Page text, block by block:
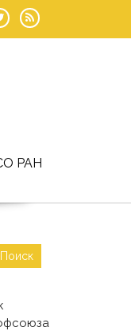
РАН